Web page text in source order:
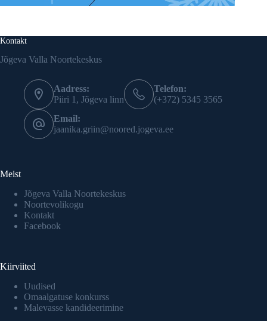
Kontakt
Jõgeva Valla Noortekeskus
Aadress:
Piiri 1, Jõgeva linn
Telefon:
(+372) 5345 3565
Email:
jaanika.griin@noored.jogeva.ee
Meist
Jõgeva Valla Noortekeskus
Noortevolikogu
Kontakt
Facebook
Kiirviited
Uudised
Omaalgatuse konkurss
Malevasse kandideerimine